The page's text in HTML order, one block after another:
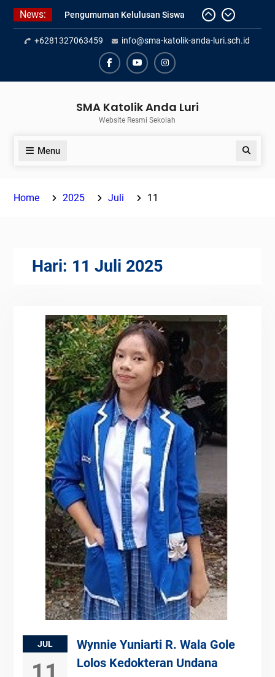
Skip
content
News:
Pengumuman Kelulusan Siswa
Pelantikan Pengurus Osis SMAK
Penilaian Sumatif Akhir Tahun
Semester Genap 2025/2026
+6281327063459 info@sma-katolik-anda-luri.sch.id
FacebookYoutubeInstagram
SMA Katolik Anda Luri
Website Resmi Sekolah
Menu Search
Home 2025 Juli 11
Hari: 11 Juli 2025
JUL
Wynnie Yuniarti R. Wala Gole
Lolos Kedokteran Undana